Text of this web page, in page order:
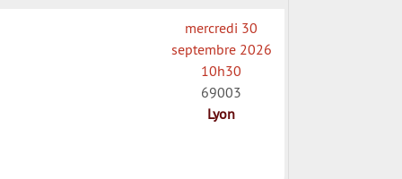
mercredi 30
septembre 2026
10h30
69003
Lyon